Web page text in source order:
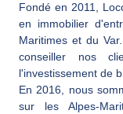
Fondé en 2011,
en immobilier
Maritimes et du
conseiller nos
l'investissement de
En 2016, nous
sur les Alpes-